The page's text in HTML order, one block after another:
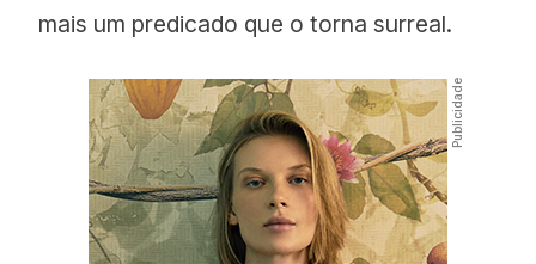
mais um predicado que o torna surreal.